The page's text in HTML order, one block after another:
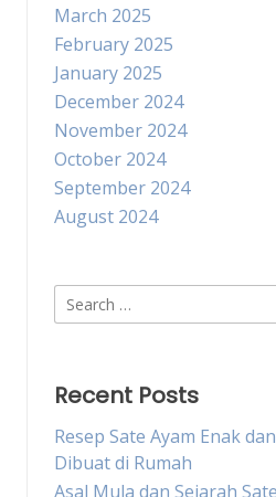
March 2025
February 2025
January 2025
December 2024
November 2024
October 2024
September 2024
August 2024
Search
for:
Recent Posts
Resep Sate Ayam Enak
Dibuat di Rumah
Asal Mula dan Sejarah